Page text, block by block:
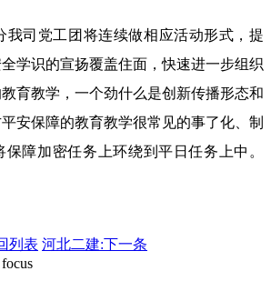
我司党工团将连续做相应活动形式，提
学识的宣扬覆盖住面，快速进一步组织
育教学，一个劲什么是创新传播形态和
安保障的教育教学很常见的事了化、制
障加密任务上环绕到平日任务上中。
列表 河北二建:下一条